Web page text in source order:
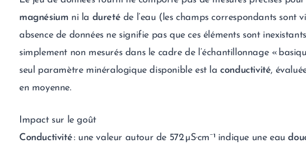
magnésium ni la dureté de l’eau (les champs correspondants sont
absence de données ne signifie pas que ces éléments sont
simplement non mesurés dans le cadre de l’échantillonnage «
seul paramètre minéralogique disponible est laconductivité,
en moyenne.
Impact sur le goût
Conductivité: une valeur autour de 572 µS·cm⁻¹ indique une eau